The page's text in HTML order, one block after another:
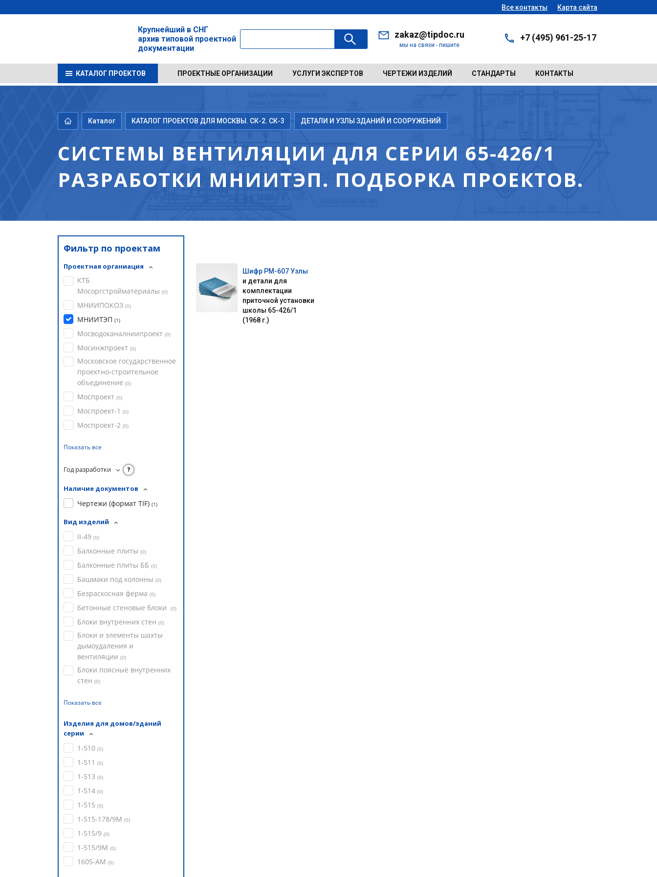
Все контакты Карта сайта
Крупнейший в СНГ
архив типовой проектной
документации
zakaz@tipdoc.ru
мы на связи - пишите
+7 (495) 961-25-17
КАТАЛОГ ПРОЕКТОВ ПРОЕКТНЫЕ ОРГАНИЗАЦИИ УСЛУГИ ЭКСПЕРТОВ ЧЕРТЕЖИ ИЗДЕЛИЙ СТАНДАРТЫ КОНТАКТЫ
Каталог КАТАЛОГ ПРОЕКТОВ ДЛЯ МОСКВЫ. СК-2. СК-3 ДЕТАЛИ И УЗЛЫ ЗДАНИЙ И СООРУЖЕНИЙ
СИСТЕМЫ ВЕНТИЛЯЦИИ ДЛЯ СЕРИИ 65-426/1
РАЗРАБОТКИ МНИИТЭП. ПОДБОРКА ПРОЕКТОВ.
Фильтр по проектам
Проектная органиация
КТБ
Мосоргстройматериалы (0)
МНИИПОКОЗ (0)
МНИИТЭП (1)
Мосводоканалниипроект (0)
Мосинжпроект (0)
Московское государственное
проектно-строительное
объединение (0)
Моспроект (0)
Моспроект-1 (0)
Моспроект-2 (0)
Показать все
Год разработки ?
Наличие документов
Чертежи (формат TIF) (1)
Вид изделий
II-49 (0)
Балконные плиты (0)
Балконные плиты ББ (0)
Башмаки под колонны (0)
Безраскосная ферма (0)
Бетонные стеновые блоки (0)
Блоки внутренних стен (0)
Блоки и элементы шахты
дымоудаления и
вентиляции (0)
Блоки поясные внутренних
стен (0)
Показать все
Изделия для домов/зданий
серии
1-510 (0)
1-511 (0)
1-513 (0)
1-514 (0)
1-515 (0)
1-515-178/9М (0)
1-515/9 (0)
1-515/9М (0)
1605-АМ (0)
Шифр РМ-607 Узлы
и детали для
комплектации
приточной установки
школы 65-426/1
(1968 г.)